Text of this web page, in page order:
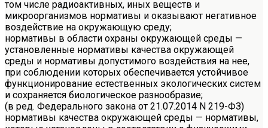
том числе радиоактивных, иных веществ и
микроорганизмов нормативы и оказывают негативное
воздействие на окружающую среду;
нормативы в области охраны окружающей среды —
установленные нормативы качества окружающей
среды и нормативы допустимого воздействия на нее,
при соблюдении которых обеспечивается устойчивое
функционирование естественных экологических систем
и сохраняется биологическое разнообразие;
(в ред. Федерального закона от 21.07.2014 N 219-ФЗ)
нормативы качества окружающей среды — нормативы,